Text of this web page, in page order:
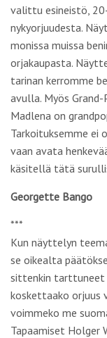
valittu esineistö,
nykyorjuudesta.
monissa muissa
orjakaupasta.
tarinan kerromme
avulla. Myös
Madlena on
Tarkoituksemme ei
vaan avata
käsitellä tätä
Georgette Bango
***
Kun näyttelyn
se oikealta
sittenkin tarttuneet
koskettaako orjuus
voimmeko me
Tapaamiset Holger